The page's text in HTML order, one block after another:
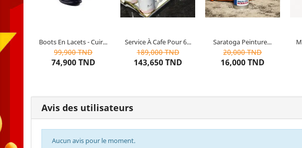
Boots En Lacets - Cuir...
99,900 TND
74,900 TND
Dernier article restant Service À Cafe Pour 6...
189,000 TND
143,650 TND
Couleur : Doré
Dernierarticle restant Saratoga Peinture...
20,000 TND
16,000 TND
10articles restants
Avis des utilisateurs
Aucun avis pour le moment.